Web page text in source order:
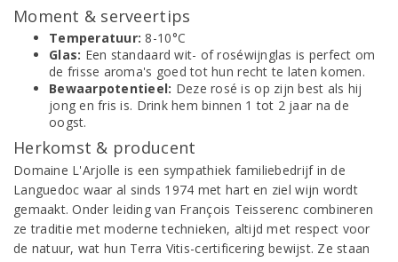
Moment & serveertips
Temperatuur: 8-10°C
Glas: Een standaard wit- of roséwijnglas is perfect om
de frisse aroma's goed tot hun recht te laten komen.
Bewaarpotentieel: Deze rosé is op zijn best als hij
jong en fris is. Drink hem binnen 1 tot 2 jaar na de
oogst.
Herkomst & producent
Domaine L'Arjolle is een sympathiek familiebedrijf in de
Languedoc waar al sinds 1974 met hart en ziel wijn wordt
gemaakt. Onder leiding van François Teisserenc combineren
ze traditie met moderne technieken, altijd met respect voor
de natuur, wat hun Terra Vitis-certificering bewijst. Ze staan